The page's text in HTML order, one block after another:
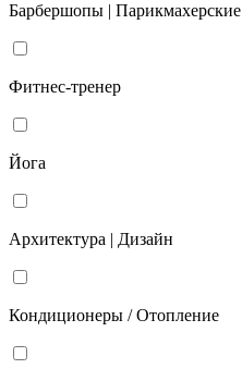
Барбершопы | Парикмахерские
Фитнес-тренер
Йога
Архитектура | Дизайн
Кондиционеры / Отопление